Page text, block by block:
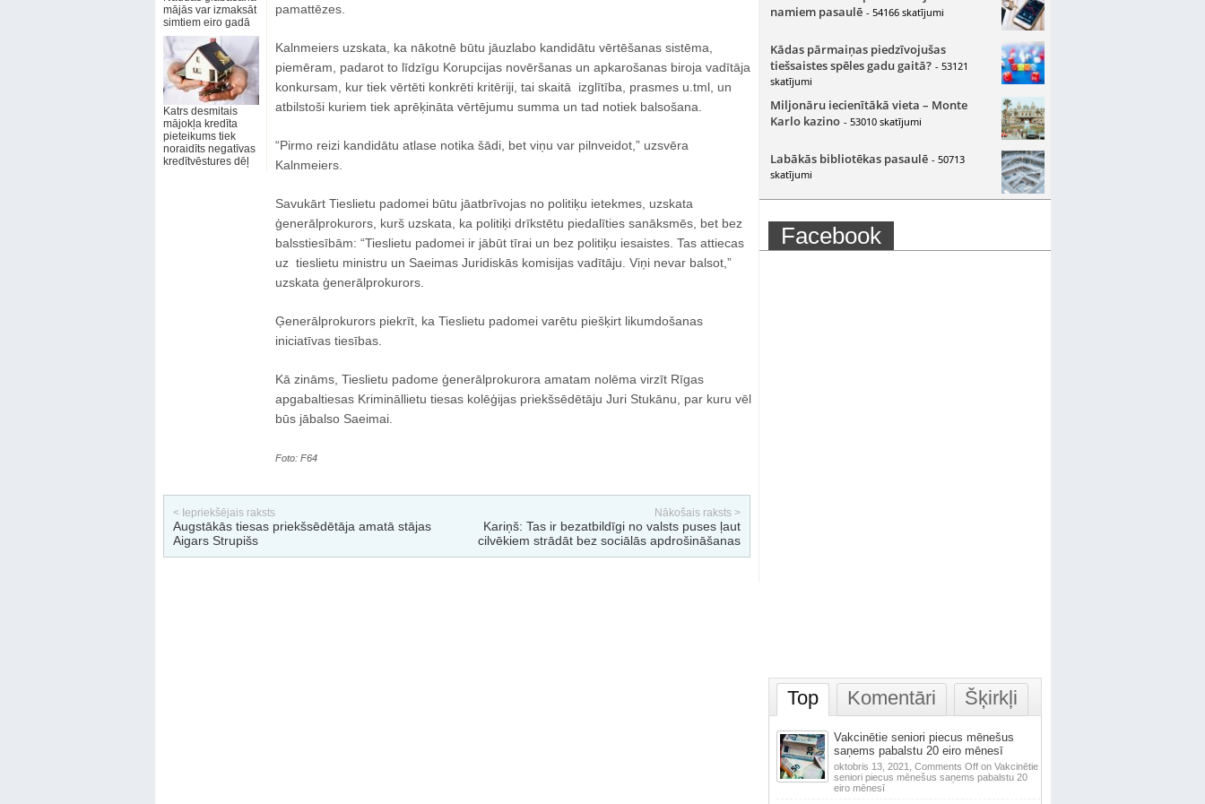
mājās var izmaksāt
simtiem eiro gadā
Katrs desmitais
mājokļa kredīta
pieteikums tiek
noraidīts negatīvas
kredītvēstures dēļ
pamattēzes.
Kalnmeiers uzskata, ka nākotnē būtu jāuzlabo kandidātu vērtēšanas sistēma,
piemēram, padarot to līdzīgu Korupcijas novēršanas un apkarošanas biroja vadītāja
konkursam, kur tiek vērtēti konkrēti kritēriji, tai skaitā izglītība, prasmes u.tml, un
atbilstoši kuriem tiek aprēķināta vērtējumu summa un tad notiek balsošana.
“Pirmo reizi kandidātu atlase notika šādi, bet viņu var pilnveidot,” uzsvēra
Kalnmeiers.
Savukārt Tieslietu padomei būtu jāatbrīvojas no politiķu ietekmes, uzskata
ģenerālprokurors, kurš uzskata, ka politiķi drīkstētu piedalīties sanāksmēs, bet bez
balsstiesībām: “Tieslietu padomei ir jābūt tīrai un bez politiķu iesaistes. Tas attiecas
uz tieslietu ministru un Saeimas Juridiskās komisijas vadītāju. Viņi nevar balsot,”
uzskata ģenerālprokurors.
Ģenerālprokurors piekrīt, ka Tieslietu padomei varētu piešķirt likumdošanas
iniciatīvas tiesības.
Kā zināms, Tieslietu padome ģenerālprokurora amatam nolēma virzīt Rīgas
apgabaltiesas Krimināllietu tiesas kolēģijas priekšsēdētāju Juri Stukānu, par kuru vēl
būs jābalso Saeimai.
Foto: F64
< Iepriekšējais raksts
Augstākās tiesas priekšsēdētāja amatā stājas
Aigars Strupišs
Nākošais raksts >
Kariņš: Tas ir bezatbildīgi no valsts puses ļaut
cilvēkiem strādāt bez sociālās apdrošināšanas
namiem pasaulē - 54166 skatījumi
Kādas pārmaiņas piedzīvojušas
tiešsaistes spēles gadu gaitā? - 53121
skatījumi
Miljonāru iecienītākā vieta – Monte
Karlo kazino - 53010 skatījumi
Labākās bibliotēkas pasaulē - 50713
skatījumi
Facebook
Top Komentāri Šķirkļi
Vakcinētie seniori piecus mēnešus
saņems pabalstu 20 eiro mēnesī
oktobris 13, 2021, Comments Offon Vakcinētie
seniori piecus mēnešus saņems pabalstu 20
eiro mēnesī